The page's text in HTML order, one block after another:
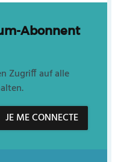
Abonnent
Zugriff auf alle
JE ME CONNECTE